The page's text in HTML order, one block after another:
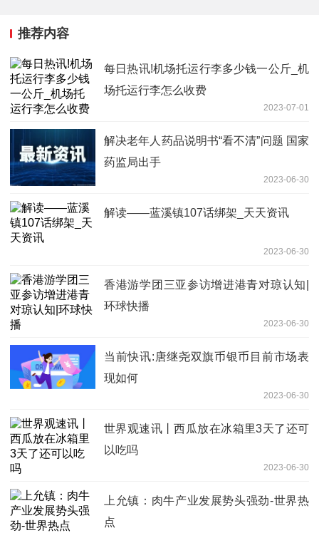
推荐内容
每日热讯!机场托运行李多少钱一公斤_机
场托运行李怎么收费
2023-07-01
解决老年人药品说明书“看不清”问题 国家
药监局出手
2023-06-30
解读——蓝溪镇107话绑架_天天资讯
2023-06-30
香港游学团三亚参访增进港青对琼认知|
环球快播
2023-06-30
当前快讯:唐继尧双旗币银币目前市场表
现如何
2023-06-30
世界观速讯丨西瓜放在冰箱里3天了还可
以吃吗
2023-06-30
上允镇：肉牛产业发展势头强劲-世界热
点